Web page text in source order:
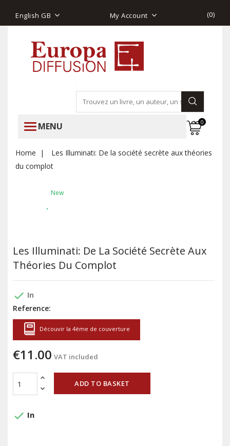
English GB My Account (0)
MENU 0
Home
Les Illuminati: De la société secrète aux théories
du complot
New
Les Illuminati: De La Société Secrète Aux
Théories Du Complot
done In
Reference:
Découvir la 4ème de couverture
€11.00 VAT included
ADD TO BASKET
done In